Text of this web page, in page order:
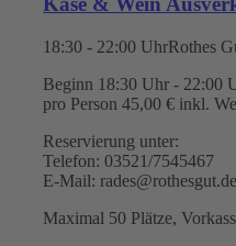
18:30 - 22:00 UhrRothes
Beginn 18:30 Uhr - 22:00
pro Person 45,00 € inkl.
Reservierung unter:
Telefon: 03521/7545467
E-Mail: rades@rothesgut.de
Maximal 50 Plätze,